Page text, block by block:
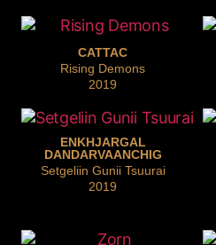
CATTAC
Rising Demons
2019
ENKHJARGAL
DANDARVAANCHIG
Setgeliin Gunii Tsuurai
2019